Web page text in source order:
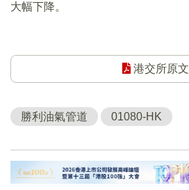
大幅下降。
港交所原文
勝利油氣管道 01080-HK